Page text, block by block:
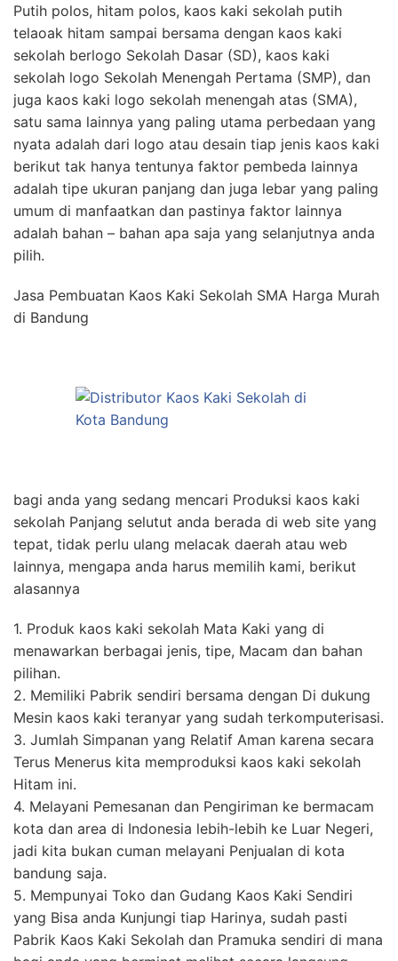
Putih polos, hitam polos, kaos kaki sekolah putih
telaoak hitam sampai bersama dengan kaos kaki
sekolah berlogo Sekolah Dasar (SD), kaos kaki
sekolah logo Sekolah Menengah Pertama (SMP), dan
juga kaos kaki logo sekolah menengah atas (SMA),
satu sama lainnya yang paling utama perbedaan yang
nyata adalah dari logo atau desain tiap jenis kaos kaki
berikut tak hanya tentunya faktor pembeda lainnya
adalah tipe ukuran panjang dan juga lebar yang paling
umum di manfaatkan dan pastinya faktor lainnya
adalah bahan – bahan apa saja yang selanjutnya anda
pilih.
Jasa Pembuatan Kaos Kaki Sekolah SMA Harga Murah
di Bandung
bagi anda yang sedang mencari Produksi kaos kaki
sekolah Panjang selutut anda berada di web site yang
tepat, tidak perlu ulang melacak daerah atau web
lainnya, mengapa anda harus memilih kami, berikut
alasannya
1. Produk kaos kaki sekolah Mata Kaki yang di
menawarkan berbagai jenis, tipe, Macam dan bahan
pilihan.
2. Memiliki Pabrik sendiri bersama dengan Di dukung
Mesin kaos kaki teranyar yang sudah terkomputerisasi.
3. Jumlah Simpanan yang Relatif Aman karena secara
Terus Menerus kita memproduksi kaos kaki sekolah
Hitam ini.
4. Melayani Pemesanan dan Pengiriman ke bermacam
kota dan area di Indonesia lebih-lebih ke Luar Negeri,
jadi kita bukan cuman melayani Penjualan di kota
bandung saja.
5. Mempunyai Toko dan Gudang Kaos Kaki Sendiri
yang Bisa anda Kunjungi tiap Harinya, sudah pasti
Pabrik Kaos Kaki Sekolah dan Pramuka sendiri di mana